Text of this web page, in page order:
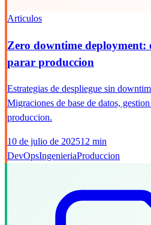
Articulos
Zero downtime deployment:
parar produccion
Estrategias de despliegue sin
Migraciones de base de datos,
produccion.
10 de julio de 202512 min
DevOpsIngenieriaProduccion